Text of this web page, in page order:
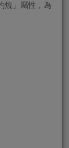
燒」屬性，為